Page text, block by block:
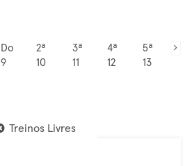
Do
9
2ª
10
3ª
11
4ª
12
5ª
13
Treinos Livres